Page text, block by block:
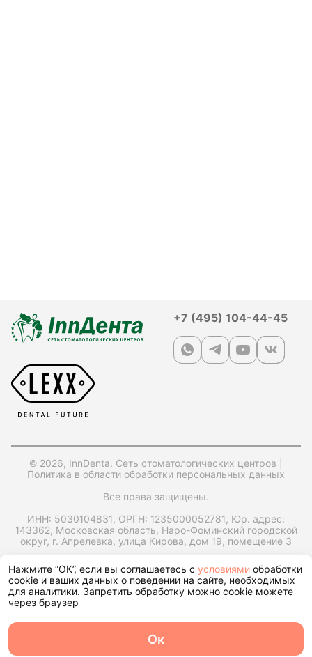
+7 (495) 104-44-45
© 2026, InnDenta. Сеть стоматологических центров |
Политика в области обработки персональных данных
Все права защищены.
ИНН: 5030104831, ОРГН: 1235000052781, Юр. адрес:
143362, Московская область, Наро-Фоминский городской
округ, г. Апрелевка, улица Кирова, дом 19, помещение 3
Запрос справки на налоговый вычет
Нажмите “ОК”, если вы соглашаетесь с условиями обработки
cookie и ваших данных о поведении на сайте, необходимых
для аналитики. Запретить обработку можно cookie можете
через браузер
Ок